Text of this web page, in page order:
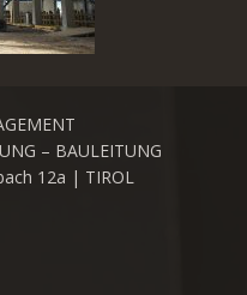
– BAULEITUNG
12a | TIROL